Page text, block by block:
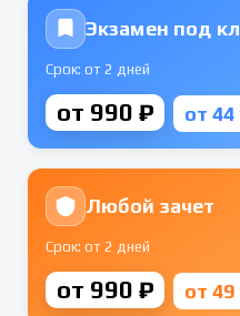
Экзамен под
Срок: от 2 дней
от 990 ₽ от 44
Любой зачет
Срок: от 2 дней
от 990 ₽ от 49